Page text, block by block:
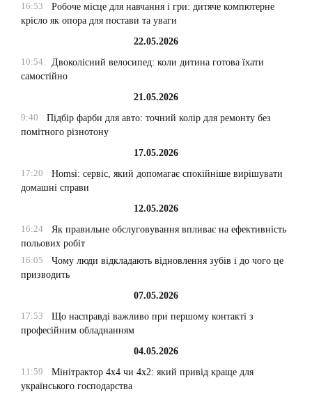
16:53
Робоче місце для навчання і гри: дитяче компютерне
крісло як опора для постави та уваги
22.05.2026
10:54
Двоколісний велосипед: коли дитина готова їхати
самостійно
21.05.2026
9:40
Підбір фарби для авто: точний колір для ремонту без
помітного різнотону
17.05.2026
17:20
Homsi: сервіс, який допомагає спокійніше вирішувати
домашні справи
12.05.2026
16:24
Як правильне обслуговування впливає на ефективність
польових робіт
16:05
Чому люди відкладають відновлення зубів і до чого це
призводить
07.05.2026
17:53
Що насправді важливо при першому контакті з
професійним обладнанням
04.05.2026
11:59
Мінітрактор 4х4 чи 4х2: який привід краще для
українського господарства